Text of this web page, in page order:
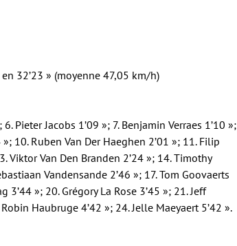
32’23 » (moyenne 47,05 km/h)
Pieter Jacobs 1’09 »; 7. Benjamin Verraes 1’10 »;
10. Ruben Van Der Haeghen 2’01 »; 11. Filip
Viktor Van Den Branden 2’24 »; 14. Timothy
Vandensande 2’46 »; 17. Tom Goovaerts
3’44 »; 20. Grégory La Rose 3’45 »; 21. Jeff
Haubruge 4’42 »; 24. Jelle Maeyaert 5’42 ».